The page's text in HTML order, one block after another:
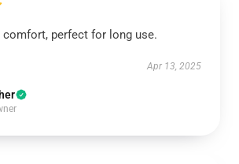
comfort, perfect for long use.
Apr 13, 2025